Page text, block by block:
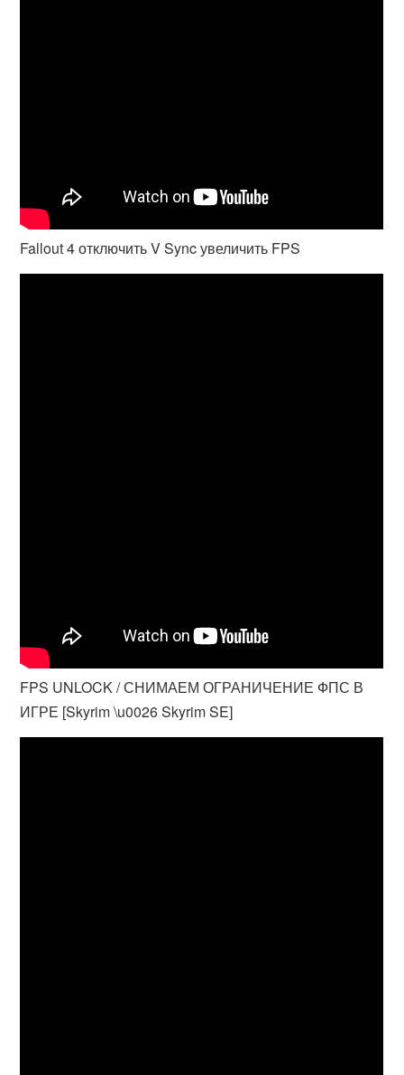
Fallout 4 отключить V Sync увеличить FPS
FPS UNLOCK / СНИМАЕМ ОГРАНИЧЕНИЕ ФПС В
ИГРЕ [Skyrim \u0026 Skyrim SE]